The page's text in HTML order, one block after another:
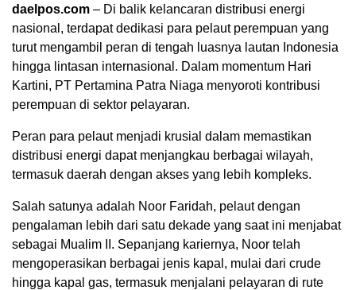
daelpos.com – Di balik kelancaran distribusi energi
nasional, terdapat dedikasi para pelaut perempuan yang
turut mengambil peran di tengah luasnya lautan Indonesia
hingga lintasan internasional. Dalam momentum Hari
Kartini, PT Pertamina Patra Niaga menyoroti kontribusi
perempuan di sektor pelayaran.
Peran para pelaut menjadi krusial dalam memastikan
distribusi energi dapat menjangkau berbagai wilayah,
termasuk daerah dengan akses yang lebih kompleks.
Salah satunya adalah Noor Faridah, pelaut dengan
pengalaman lebih dari satu dekade yang saat ini menjabat
sebagai Mualim II. Sepanjang kariernya, Noor telah
mengoperasikan berbagai jenis kapal, mulai dari crude
hingga kapal gas, termasuk menjalani pelayaran di rute